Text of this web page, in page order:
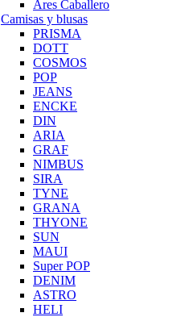
Ares Caballero
Camisas y blusas
PRISMA
DOTT
COSMOS
POP
JEANS
ENCKE
DIN
ARIA
GRAF
NIMBUS
SIRA
TYNE
GRANA
THYONE
SUN
MAUI
Super POP
DENIM
ASTRO
HELI